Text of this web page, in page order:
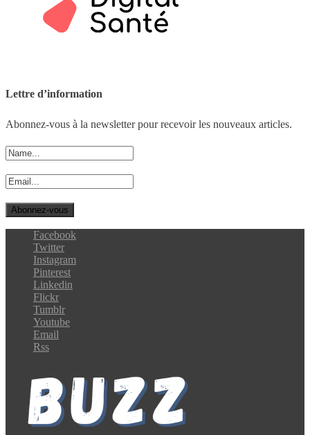
Lettre d’information
Abonnez-vous à la newsletter pour recevoir les nouveaux articles.
Facebook
Twitter
Instagram
Pinterest
Linkedin
Flickr
Tumblr
Youtube
Email
Rss